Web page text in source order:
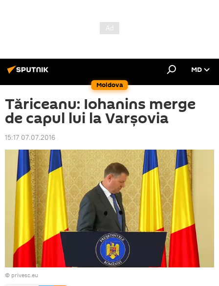
Moldova
MD
Tăriceanu: Iohanins merge
de capul lui la Varșovia
15:17 07.07.2016
© privesc.eu